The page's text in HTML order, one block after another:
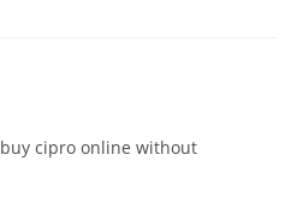
buy cipro online without